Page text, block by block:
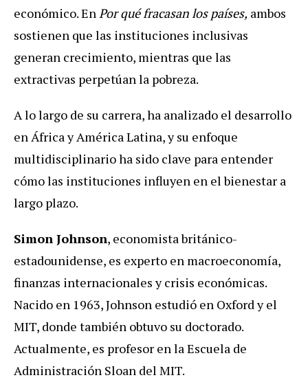
económico. EnPor qué fracasan los países, ambos
sostienen que las instituciones inclusivas
generan crecimiento, mientras que las
extractivas perpetúan la pobreza.
A lo largo de su carrera, ha analizado el desarrollo
en África y América Latina, y su enfoque
multidisciplinario ha sido clave para entender
cómo las instituciones influyen en el bienestar a
largo plazo.
Simon Johnson, economista británico-
estadounidense, es experto en macroeconomía,
finanzas internacionales y crisis económicas.
Nacido en 1963, Johnson estudió en Oxford y el
MIT, donde también obtuvo su doctorado.
Actualmente, es profesor en la Escuela de
Administración Sloan del MIT.